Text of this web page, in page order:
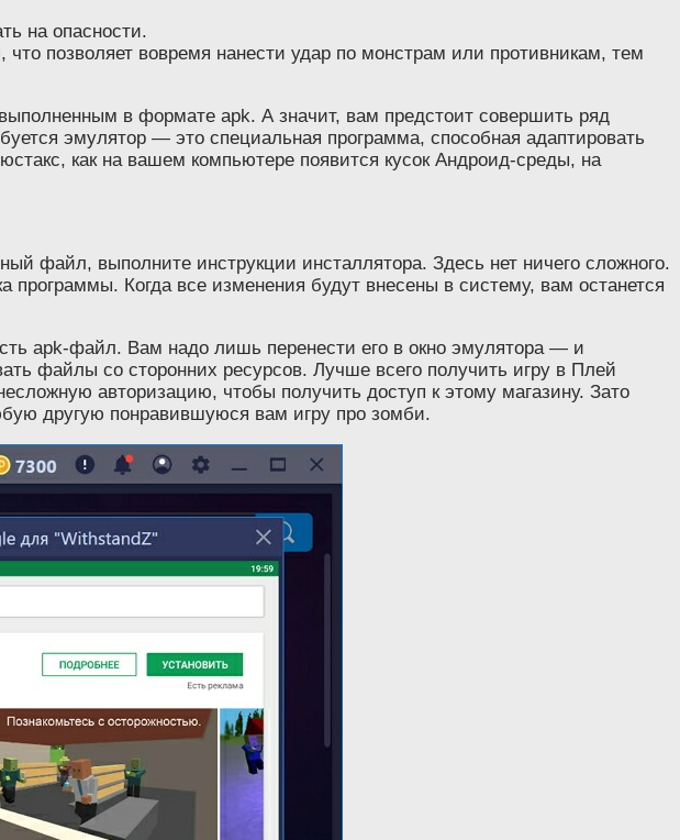
на опасности.
позволяет вовремя нанести удар по монстрам или противникам, тем
в формате apk. А значит, вам предстоит совершить ряд
эмулятор — это специальная программа, способная адаптировать
как на вашем компьютере появится кусок Андроид-среды, на
файл, выполните инструкции инсталлятора. Здесь нет ничего сложного.
Когда все изменения будут внесены в систему, вам останется
apk-файл. Вам надо лишь перенести его в окно эмулятора — и
файлы со сторонних ресурсов. Лучше всего получить игру в Плей
авторизацию, чтобы получить доступ к этому магазину. Зато
другую понравившуюся вам игру про зомби.